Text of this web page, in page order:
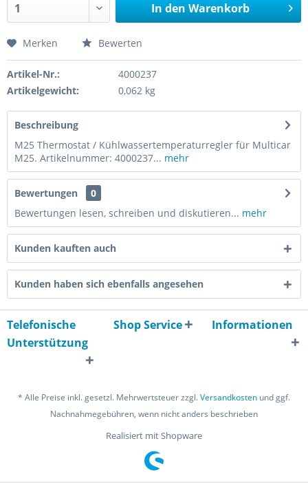
In den Warenkorb
Merken Bewerten
Artikel-Nr.:
4000237
Artikelgewicht:
0,062 kg
Beschreibung
M25 Thermostat / Kühlwassertemperaturregler für Multicar
M25. Artikelnummer: 4000237... mehr
Bewertungen
0
Bewertungen lesen, schreiben und diskutieren... mehr
Kunden kauften auch
Kunden haben sich ebenfalls angesehen
Telefonische
Unterstützung
Shop Service Informationen
* Alle Preise inkl. gesetzl. Mehrwertsteuer zzgl.Versandkosten und ggf.
Nachnahmegebühren, wenn nicht anders beschrieben
Realisiert mit Shopware